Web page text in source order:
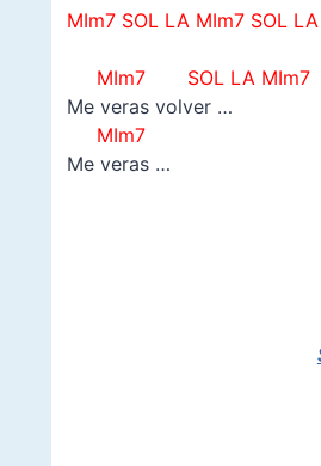
MIm7 SOL LA MIm7 SOL
MIm7 SOL LA
Me veras volver …
MIm7
Me veras …